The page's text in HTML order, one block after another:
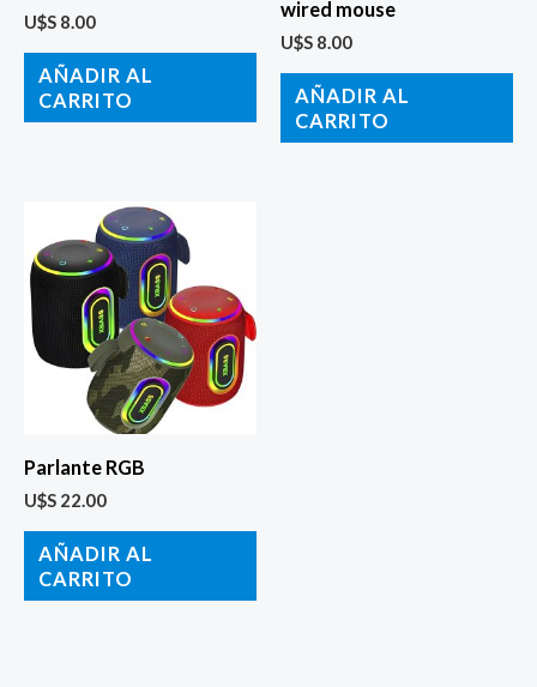
U$S 8.00
AÑADIR AL
CARRITO
wired mouse
U$S 8.00
AÑADIR AL
CARRITO
Parlante RGB
U$S 22.00
AÑADIR AL
CARRITO